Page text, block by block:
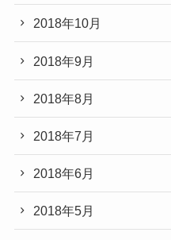
2018年10月
2018年9月
2018年8月
2018年7月
2018年6月
2018年5月